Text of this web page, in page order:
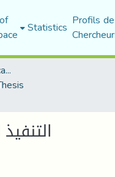
Statistics Profils
Faculty of Law and Political Science